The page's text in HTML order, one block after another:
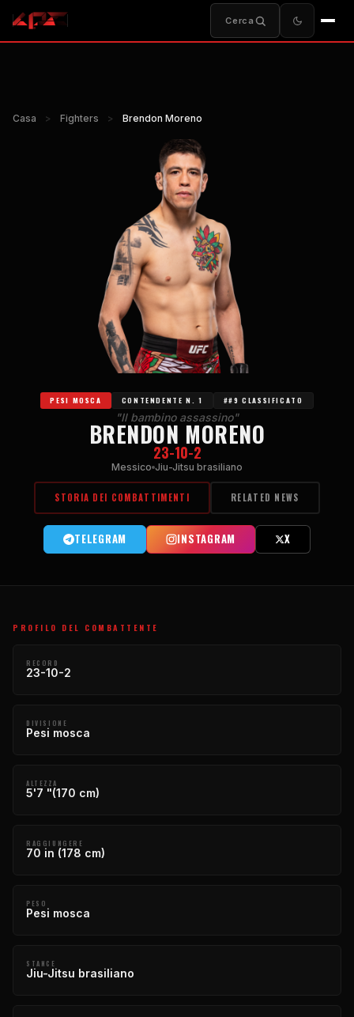
Cerca
Casa > Fighters > Brendon Moreno
PESI MOSCA CONTENDENTE N. 1 ##9 CLASSIFICATO
"Il bambino assassino"
BRENDON MORENO
23-10-2
Messico Jiu-Jitsu brasiliano
STORIA DEI COMBATTIMENTI RELATED NEWS
TELEGRAM INSTAGRAM X
PROFILO DEL COMBATTENTE
RECORD
23-10-2
DIVISIONE
Pesi mosca
ALTEZZA
5'7 "(170 cm)
RAGGIUNGERE
70 in (178 cm)
PESO
Pesi mosca
STANCE
Jiu-Jitsu brasiliano